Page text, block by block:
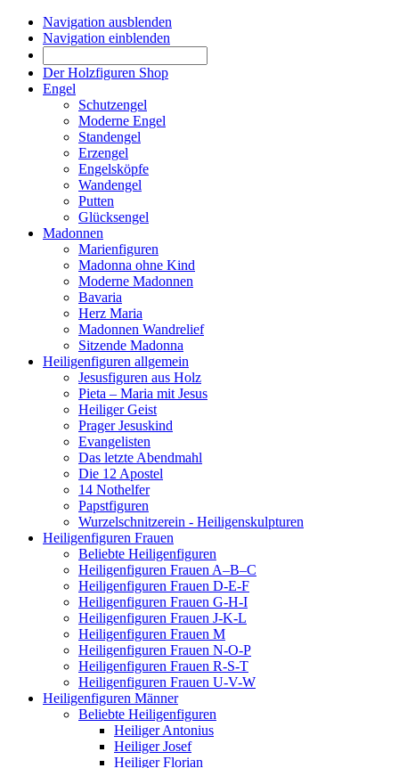
Navigation ausblenden
Navigation einblenden
Der Holzfiguren Shop
Engel
Schutzengel
Moderne Engel
Standengel
Erzengel
Engelsköpfe
Wandengel
Putten
Glücksengel
Madonnen
Marienfiguren
Madonna ohne Kind
Moderne Madonnen
Bavaria
Herz Maria
Madonnen Wandrelief
Sitzende Madonna
Heiligenfiguren allgemein
Jesusfiguren aus Holz
Pieta – Maria mit Jesus
Heiliger Geist
Prager Jesuskind
Evangelisten
Das letzte Abendmahl
Die 12 Apostel
14 Nothelfer
Papstfiguren
Wurzelschnitzerein - Heiligenskulpturen
Heiligenfiguren Frauen
Beliebte Heiligenfiguren
Heiligenfiguren Frauen A–B–C
Heiligenfiguren Frauen D-E-F
Heiligenfiguren Frauen G-H-I
Heiligenfiguren Frauen J-K-L
Heiligenfiguren Frauen M
Heiligenfiguren Frauen N-O-P
Heiligenfiguren Frauen R-S-T
Heiligenfiguren Frauen U-V-W
Heiligenfiguren Männer
Beliebte Heiligenfiguren
Heiliger Antonius
Heiliger Josef
Heiliger Florian